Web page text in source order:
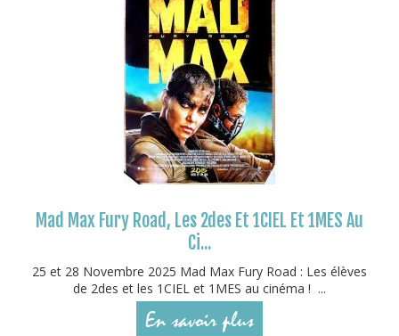
Mad Max Fury Road, Les 2des Et 1CIEL Et 1MES Au
Ci...
25 et 28 Novembre 2025 Mad Max Fury Road : Les élèves
de 2des et les 1CIEL et 1MES au cinéma ! ...
En savoir plus